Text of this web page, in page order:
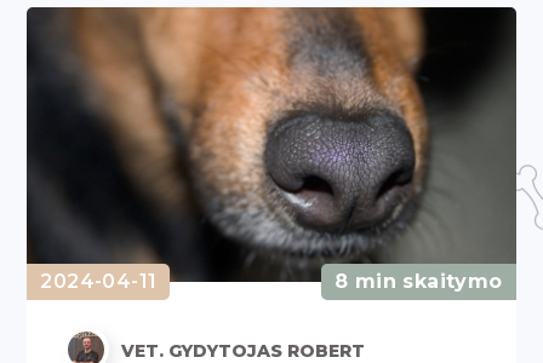
2024-04-11 8 min skaitymo
VET. GYDYTOJAS ROBERT